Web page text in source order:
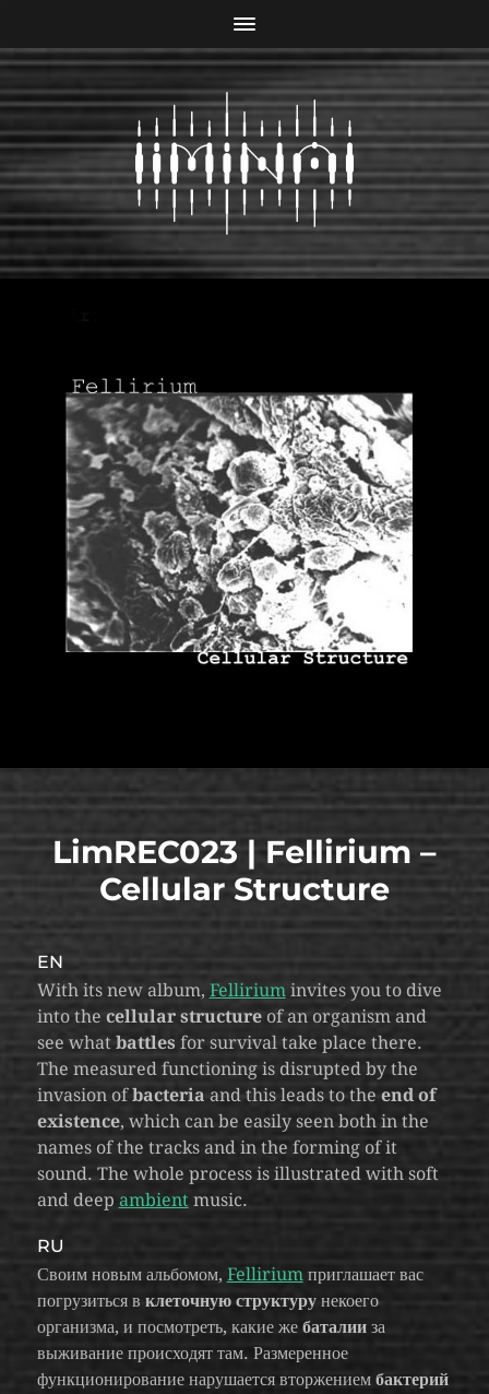
LimREC023 | Fellirium –
Cellular Structure
EN
With its new album, Felliriuminvites you to dive
into the cellular structureof an organism and
see what battles for survival take place there.
The measured functioning is disrupted by the
invasion ofbacteria and this leads to the end of
existence, which can be easily seen both in the
names of the tracks and in the forming of it
sound. The whole process is illustrated with soft
and deep ambientmusic.
RU
Своим новым альбомом, Felliriumприглашает вас
погрузиться в клеточную структурунекоего
организма, и посмотреть, какие же баталииза
выживание происходят там. Размеренное
функционирование нарушается вторжением бактерий